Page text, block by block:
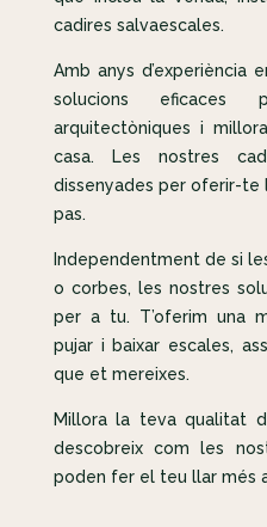
cadires salvaescales.
Amb anys d’experiència
solucions eficaces
arquitectòniques i
casa. Les nostres
dissenyades per oferir-
pas.
Independentment de si
o corbes, les nostres
per a tu. T’oferim una
pujar i baixar escales,
que et mereixes.
Millora la teva qualitat
descobreix com les
poden fer el teu llar més